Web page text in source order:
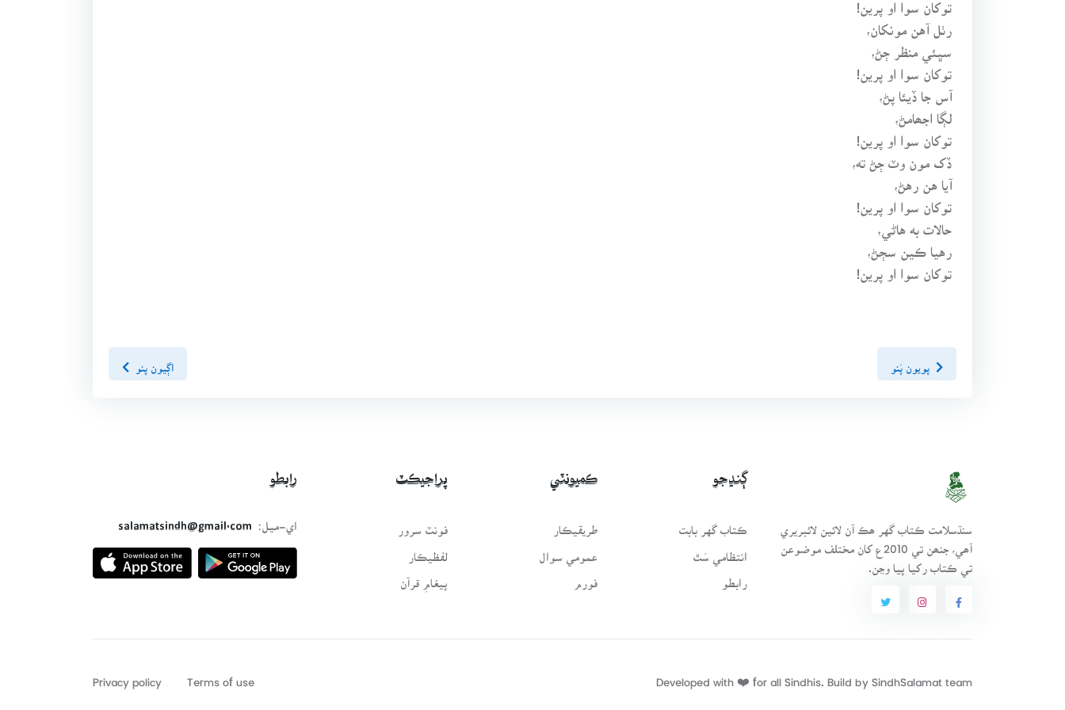
رٺل آهن مونکان،
سڀئي منظر ڄڻ،
توکان سوا او پرين!
آس جا ڏيئا پڻ،
لڳا اجھامڻ،
توکان سوا او پرين!
ڏک مون وٽ ڄڻ ته،
آيا هن رهڻ،
توکان سوا او پرين!
حالات به هاڻي،
رهيا ڪين سڄڻ،
توکان سوا او پرين!
پويون پَنو اڳيون پنو
سنڌسلامت ڪتاب گهر ھڪ آن لائين لائبريري
آھي، جنھن تي 2010ع کان مختلف موضوعن
تي ڪتاب رکيا پيا وڃن.
ڳنڍجو
ڪتاب گهر بابت
انتظامي سَٿ
رابطو
ڪميونٽي
طريقيڪار
عمومي سوال
فورم
پراجيڪٽ
فونٽ سرور
لفظيڪار
پيغامِ قرآن
رابطو
اي-ميل:
salamatsindh@gmail.com
Developed with ❤️ for all Sindhis. Build by SindhSalamat
Terms of use
Privacy policy